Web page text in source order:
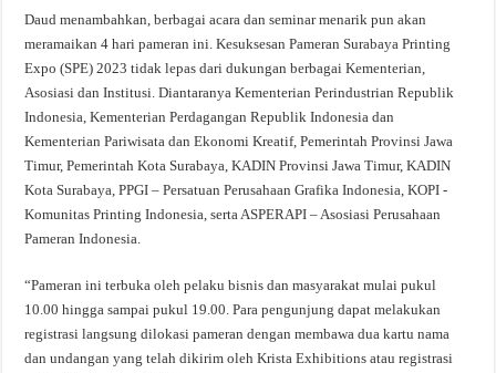
Daud menambahkan, berbagai acara dan seminar menarik pun akan
meramaikan 4 hari pameran ini. Kesuksesan Pameran Surabaya Printing
Expo (SPE) 2023 tidak lepas dari dukungan berbagai Kementerian,
Asosiasi dan Institusi. Diantaranya Kementerian Perindustrian Republik
Indonesia, Kementerian Perdagangan Republik Indonesia dan
Kementerian Pariwisata dan Ekonomi Kreatif, Pemerintah Provinsi Jawa
Timur, Pemerintah Kota Surabaya, KADIN Provinsi Jawa Timur, KADIN
Kota Surabaya, PPGI – Persatuan Perusahaan Grafika Indonesia, KOPI -
Komunitas Printing Indonesia, serta ASPERAPI – Asosiasi Perusahaan
Pameran Indonesia.
“Pameran ini terbuka oleh pelaku bisnis dan masyarakat mulai pukul
10.00 hingga sampai pukul 19.00. Para pengunjung dapat melakukan
registrasi langsung dilokasi pameran dengan membawa dua kartu nama
dan undangan yang telah dikirim oleh Krista Exhibitions atau registrasi